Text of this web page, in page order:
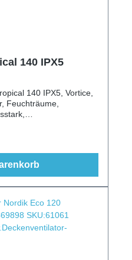
140 IPX5
140 IPX5, Vortice,
Feuchträume,